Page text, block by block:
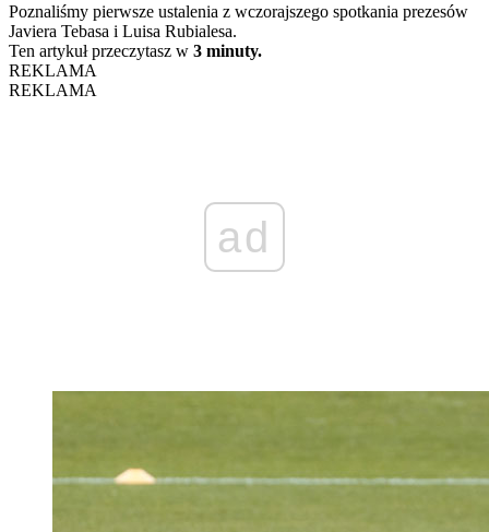
Poznaliśmy pierwsze ustalenia z wczorajszego spotkania prezesów
Javiera Tebasa i Luisa Rubialesa.
Ten artykuł przeczytasz w 3 minuty.
REKLAMA
REKLAMA
ad